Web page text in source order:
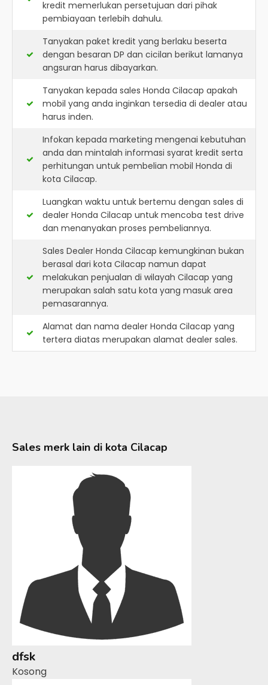
kredit memerlukan persetujuan dari pihak
pembiayaan terlebih dahulu.
Tanyakan paket kredit yang berlaku beserta
dengan besaran DP dan cicilan berikut lamanya
angsuran harus dibayarkan.
Tanyakan kepada sales Honda Cilacap apakah
mobil yang anda inginkan tersedia di dealer atau
harus inden.
Infokan kepada marketing mengenai kebutuhan
anda dan mintalah informasi syarat kredit serta
perhitungan untuk pembelian mobil Honda di
kota Cilacap.
Luangkan waktu untuk bertemu dengan sales di
dealer Honda Cilacap untuk mencoba test drive
dan menanyakan proses pembeliannya.
Sales Dealer Honda Cilacap kemungkinan bukan
berasal dari kota Cilacap namun dapat
melakukan penjualan di wilayah Cilacap yang
merupakan salah satu kota yang masuk area
pemasarannya.
Alamat dan nama dealer Honda Cilacap yang
tertera diatas merupakan alamat dealer sales.
Sales merk lain di kota Cilacap
dfsk
Kosong